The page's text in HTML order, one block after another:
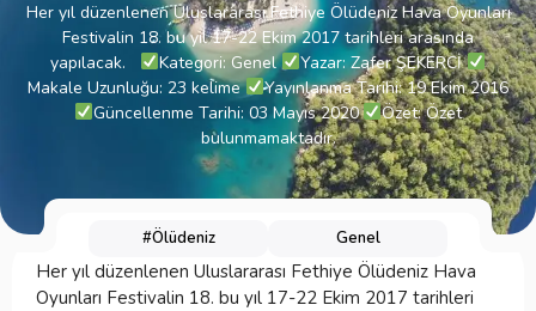
Her yıl düzenlenen Uluslararası Fethiye Ölüdeniz Hava Oyunları
Festivalin 18. bu yıl 17-22 Ekim 2017 tarihleri arasında
yapılacak.
Kategori: Genel
Yazar: Zafer ŞEKERCİ
Makale Uzunluğu: 23 kelime
Yayınlanma Tarihi: 19 Ekim 2016
Güncellenme Tarihi: 03 Mayıs 2020
Özet: Özet
bulunmamaktadır.
#Ölüdeniz Genel
Her yıl düzenlenen Uluslararası Fethiye Ölüdeniz Hava
Oyunları Festivalin 18. bu yıl 17-22 Ekim 2017 tarihleri